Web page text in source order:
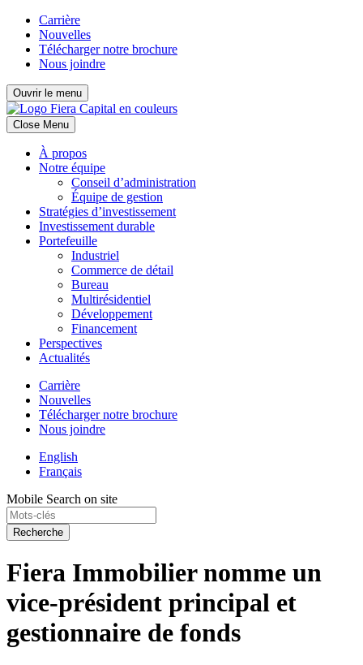
Carrière
Nouvelles
Télécharger notre brochure
Nous joindre
Ouvrir le menu
Close Menu
À propos
Notre équipe
Conseil d’administration
Équipe de gestion
Stratégies d’investissement
Investissement durable
Portefeuille
Industriel
Commerce de détail
Bureau
Multirésidentiel
Développement
Financement
Perspectives
Actualités
Carrière
Nouvelles
Télécharger notre brochure
Nous joindre
English
Français
Mobile Search on site
Recherche
Fiera Immobilier nomme un
vice-président principal et
gestionnaire de fonds